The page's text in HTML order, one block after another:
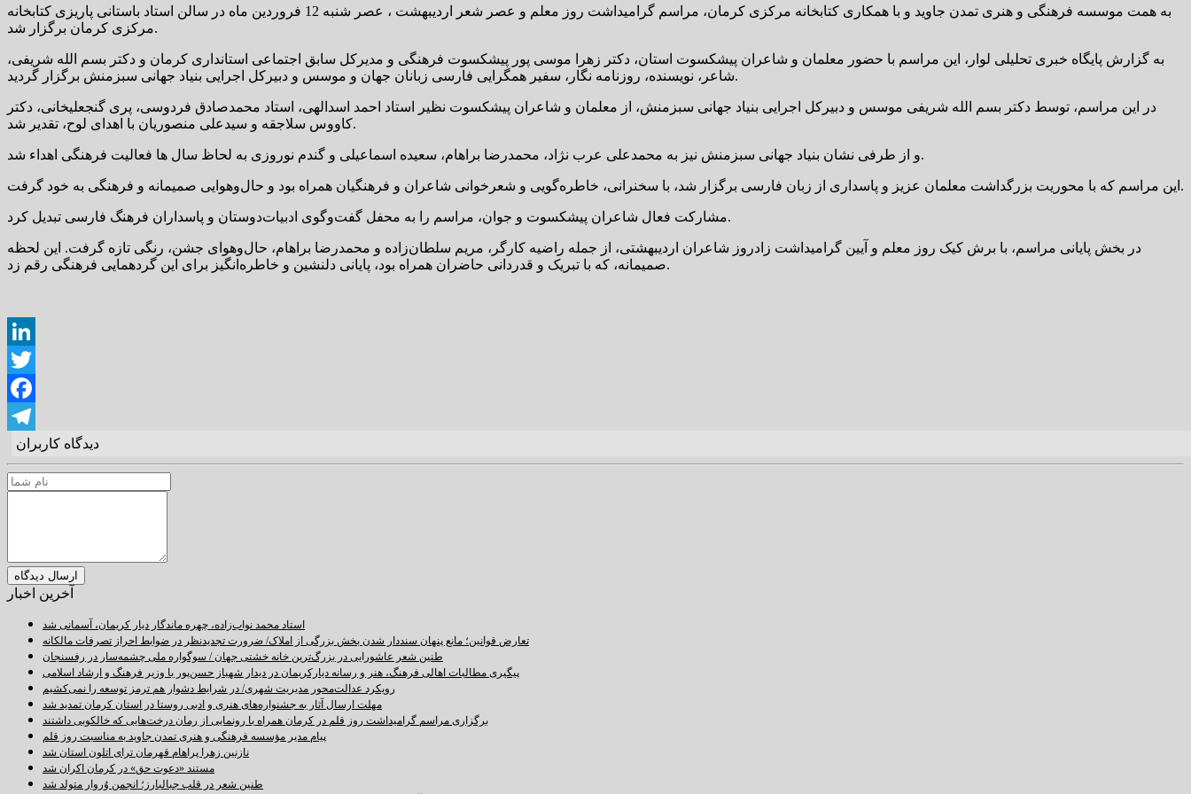
به همت موسسه فرهنگی و هنری تمدن جاوید و با همکاری کتابخانه مرکزی کرمان، مراسم گرامیداشت روز معلم و عصر شعر اردیبهشت ، عصر شنبه 12 فروردین ماه در سالن استاد باستانی پاریزی کتابخانه
مرکزی کرمان برگزار شد.
به گزارش پایگاه خبری تحلیلی لوار، این مراسم با حضور معلمان و شاعران پیشکسوت استان، دکتر زهرا موسی پور پیشکسوت فرهنگی و مدیرکل سابق اجتماعی استانداری کرمان و دکتر بسم الله شریفی،
شاعر، نویسنده، روزنامه نگار، سفیر همگرایی فارسی زبانان جهان و موسس و دبیرکل اجرایی بنیاد جهانی سبزمنش برگزار گردید.
در این مراسم، توسط دکتر بسم الله شریفی موسس و دبیرکل اجرایی بنیاد جهانی سبزمنش، از معلمان و شاعران پیشکسوت نظیر استاد احمد اسدالهی، استاد محمدصادق فردوسی، پری گنجعلیخانی، دکتر
کاووس سلاجقه و سیدعلی منصوریان با اهدای لوح، تقدیر شد.
و از طرفی نشان بنیاد جهانی سبزمنش نیز به محمدعلی عرب نژاد، محمدرضا براهام، سعیده اسماعیلی و گندم نوروزی به لحاظ سال ها فعالیت فرهنگی اهداء شد.
این مراسم که با محوریت بزرگداشت معلمان عزیز و پاسداری از زبان فارسی برگزار شد، با سخنرانی، خاطره‌گویی و شعرخوانی شاعران و فرهنگیان همراه بود و حال‌وهوایی صمیمانه و فرهنگی به خود گرفت.
مشارکت فعال شاعران پیشکسوت و جوان، مراسم را به محفل گفت‌وگوی ادبیات‌دوستان و پاسداران فرهنگ فارسی تبدیل کرد.
در بخش پایانی مراسم، با برش کیک روز معلم و آیین گرامیداشت زادروز شاعران اردیبهشتی، از جمله راضیه کارگر، مریم سلطان‌زاده و محمدرضا براهام، حال‌وهوای جشن، رنگی تازه گرفت. این لحظه
صمیمانه، که با تبریک و قدردانی حاضران همراه بود، پایانی دلنشین و خاطره‌انگیز برای این گردهمایی فرهنگی رقم زد.
LinkedIn
Twitter
Facebook
Telegram
دیدگاه کاربران
آخرین اخبار
استاد محمد نواب‌زاده، چهره ماندگار دیار کریمان، آسمانی شد
تعارض قوانین؛ مانع پنهان سنددار شدن بخش بزرگی از املاک/ ضرورت تجدیدنظر در ضوابط احراز تصرفات مالکانه
طنین شعر عاشورایی در بزرگ‌ترین خانه خشتی جهان / سوگواره ملی چشمه‌سار در رفسنجان
پیگیری مطالبات اهالی فرهنگ، هنر و رسانه دیارکریمان در دیدار شهباز حسن‌پور با وزیر فرهنگ و ارشاد اسلامی
رویکرد عدالت‌محور مدیریت شهری/ در شرایط دشوار هم ترمز توسعه را نمی‌کشیم
مهلت ارسال آثار به جشنواره‌های هنری و ادبی روستا در استان کرمان تمدید شد
برگزاری مراسم گرامیداشت روز قلم در کرمان همراه با رونمایی از رمان درخت‌هایی که خالکوبی داشتند
پیام مدیر مؤسسه فرهنگی و هنری تمدن جاوید به مناسبت روز قلم
نازنین زهرا پراهام قهرمان ترای اتلون استان شد
مستند «دعوت حق» در کرمان اکران شد
طنین شعر در قلب جبالبارز؛ انجمن وُروار متولد شد